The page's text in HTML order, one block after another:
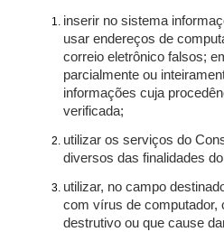
inserir no sistema
usar endereços de
correio eletrônico falsos;
parcialmente ou
informações cuja
verificada;
utilizar os serviços do
diversos das finalidades
utilizar, no campo
com vírus de computador,
destrutivo ou que cause